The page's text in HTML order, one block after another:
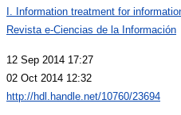
I. Information treatment for
Revista e-Ciencias de la Información
12 Sep 2014 17:27
02 Oct 2014 12:32
http://hdl.handle.net/10760/23694